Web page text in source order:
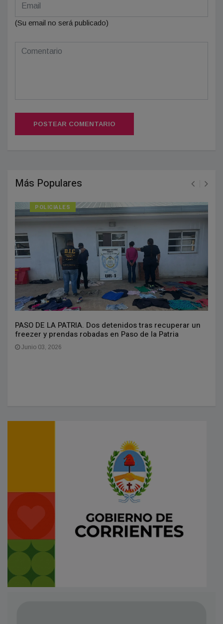
(Su email no será publicado)
POSTEAR COMENTARIO
Más Populares
POLICIALES
PASO DE LA PATRIA. Dos detenidos tras recuperar un
freezer y prendas robadas en Paso de la Patria
Junio 03, 2026